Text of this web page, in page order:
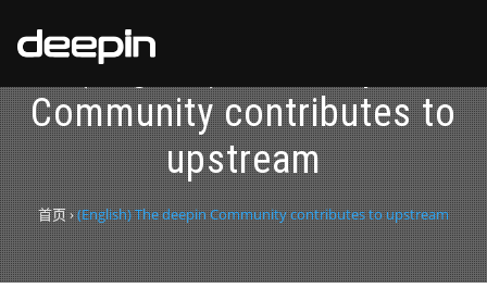
(English) The deepin
Community contributes to
upstream
首页›(English) The deepin Community contributes to upstream